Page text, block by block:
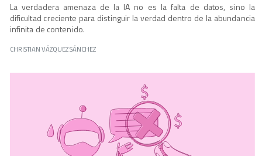
La verdadera amenaza de la IA no es la falta de datos, sino la
dificultad creciente para distinguir la verdad dentro de la abundancia
infinita de contenido.
CHRISTIAN VÁZQUEZ SÁNCHEZ